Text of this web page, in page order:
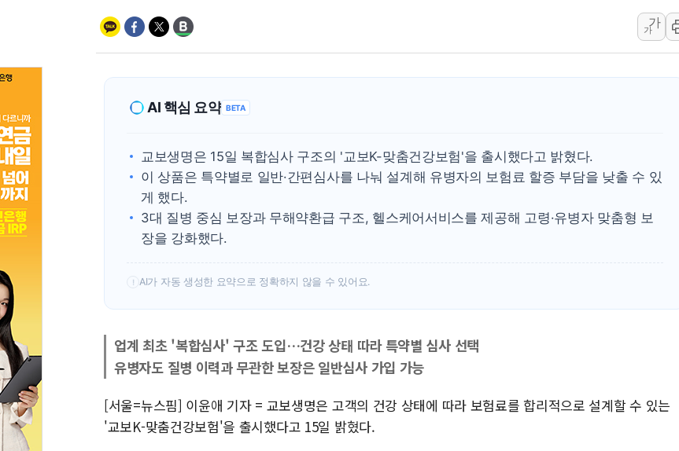
野 의원 42명, '
IPARK현대산업개
준공업지역 용적
현대해상, 유튜
서울 노원 40.2도
한전, 한전기술
SK하이닉스, 용인
가
가
AI 핵심 요약 BETA
교보생명은 15일 복합심사 구조의 '교보K-맞춤건강보험'을 출시했다고 밝혔다.
이 상품은 특약별로 일반·간편심사를 나눠 설계해 유병자의 보험료 할증 부담을 낮출 수 있
게 했다.
3대 질병 중심 보장과 무해약환급 구조, 헬스케어서비스를 제공해 고령·유병자 맞춤형 보
장을 강화했다.
! AI가 자동 생성한 요약으로 정확하지 않을 수 있어요.
업계 최초 '복합심사' 구조 도입…건강 상태 따라 특약별 심사 선택
유병자도 질병 이력과 무관한 보장은 일반심사 가입 가능
[서울=뉴스핌] 이윤애 기자 = 교보생명은 고객의 건강 상태에 따라 보험료를 합리적으로 설계할 수 있는
'교보K-맞춤건강보험'을 출시했다고 15일 밝혔다.